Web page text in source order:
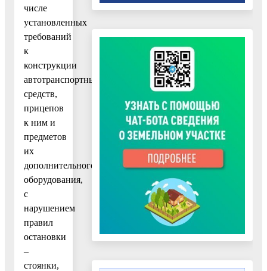
числе
установленных
требований
к
конструкции
автотранспортных
средств,
прицепов
к ним и
предметов
их
дополнительного
оборудования,
с
нарушением
правил
остановки
–
стоянки,